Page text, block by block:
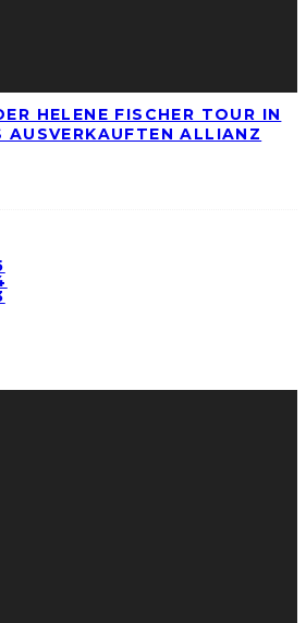
HELENE FISCHER TOUR IN
AUSVERKAUFTEN ALLIANZ